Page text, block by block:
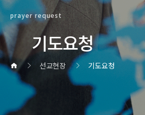
prayer request
기도요청
선교현장 기도요청